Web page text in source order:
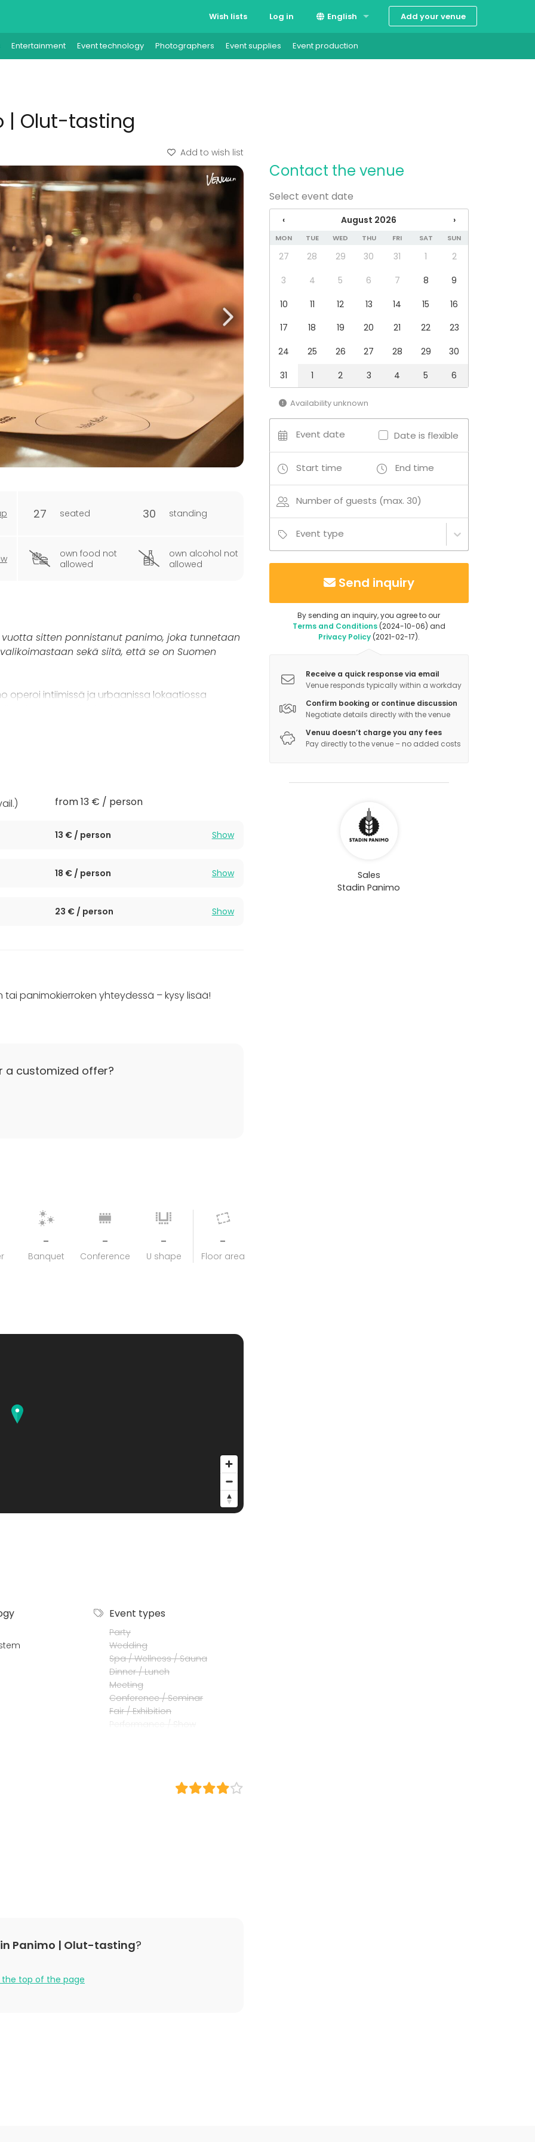
Wish lists Log in English
Suomi
Add your venue
Entertainment Event technology Photographers Event supplies Event production
| Olut-tasting
Add to wish list
27 seated 30 standing
own food not
allowed
own alcohol not
allowed
sitten ponnistanut panimo, joka tunnetaan
sekä siitä, että se on Suomen
operoi intiimissä ja urbaanissa lokaatiossa
järjestää erilaisia yksityistilaisuuksia ja
on
ja voitte valita juuri teille soveltuvan
eri oluisiin.
) from 13 € / person
13 € / person Show
18 € / person Show
23 € / person Show
panimokierroken yhteydessä – kysy lisää!
a customized offer?
-
Banquet
-
Conference
-
U shape
-
Floor area
Event types
Party
Wedding
Spa / Wellness / Sauna
Dinner / Lunch
Meeting
Conference / Seminar
Fair / Exhibition
Performance / Show
Panimo | Olut-tasting?
the top of the page
Contact the venue
Select event date
‹ August 2026 ›
MON TUE WED THU FRI SAT SUN
27 28 29 30 31 1
2
3
4 5 6 7 8
9
10
11 12 13 14 15
16
17
18 19 20 21 22
23
24
25 26 27 28 29
30
31
1 2 3 4 5 6
Availability unknown
Event date Date is flexible
Start time End time
Number of guests (max. 30)
Event type
Send inquiry
By sending an inquiry, you agree to our
Terms and Conditions(2024-10-06) and
Privacy Policy(2021-02-17).
Receive a quick response via email
Venue responds typically within a workday
Confirm booking or continue discussion
Negotiate details directly with the venue
Venuu doesn’t charge you any fees
Pay directly to the venue – no added costs
Sales
Stadin Panimo